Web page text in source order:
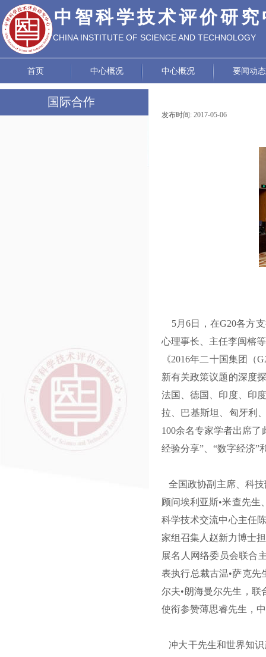
中智科学技术评价研
CHINA INSTITUTE OF SCIENCE AND TECHNOLOGY
首页 中心概况 中心概况 要闻动态
国际合作
发布时间: 2017-05-06
5月6日，在G20各方
心理事长、主任李闽榕
《2016年二十国集团
新有关政策议题的深度
法国、德国、印度、印
拉、巴基斯坦、匈牙利
100余名专家学者出席
经验分享”、“数字经济”
全国政协副主席、科技
顾问埃利亚斯•米查先
科学技术交流中心主任
家组召集人赵新力博士
展名人网络委员会联合
表执行总裁古温•萨克
尔夫•朗海曼尔先生，
使衔参赞薄思睿先生，
冲大干先生和世界知识